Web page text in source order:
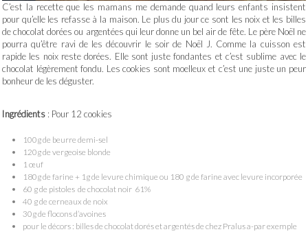
C’est la recette que les mamans me demande quand leurs enfants insistent
pour qu’elle les refasse à la maison. Le plus du jour ce sont les noix et les billes
de chocolat dorées ou argentées qui leur donne un bel air de fête. Le père Noël ne
pourra qu’être ravi de les découvrir le soir de Noël J. Comme la cuisson est
rapide les noix reste dorées. Elle sont juste fondantes et c’est sublime avec le
chocolat légèrement fondu. Les cookies sont moelleux et c’est une juste un peur
bonheur de les déguster.
Ingrédients : Pour 12 cookies
100g de beurre demi-sel
120g de vergeoise blonde
1 œuf
180g de farine + 1g de levure chimique ou 180 g de farine avec levure incorporée
60 g de pistoles de chocolat noir 61%
40 g de cerneaux de noix
30g de flocons d’avoines
pour le décors : billes de chocolat dorés et argentés de chez Pralus a-par exemple